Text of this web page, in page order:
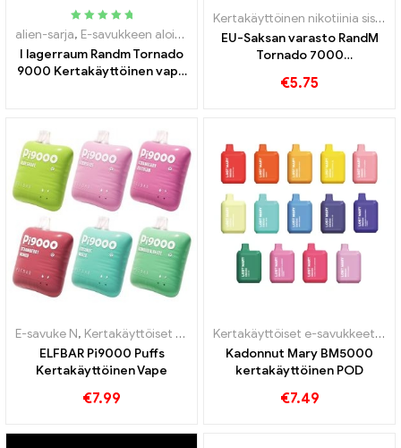
Arvioitu
5.00
alien-sarja, E-savukkeen aloitussetti ,Kertakäyttöiset e-savukkeet
I lagerraum Randm Tornado
9000 Kertakäyttöinen vape
Kertakäyttöinen nikotiinia sisältävä sähkötupakka
EU-Saksan varasto RandM
Tornado 7000
Puffs
€5.75
E-savuke N, Kertakäyttöiset e-savukkeet ,Pod,Tullivapaat tavarat
ELFBAR Pi9000 Puffs
Kertakäyttöinen Vape
€7.99
Kertakäyttöiset e-savukkeet
,
Kadonnut Mary BM5000
kertakäyttöinen POD
€7.49